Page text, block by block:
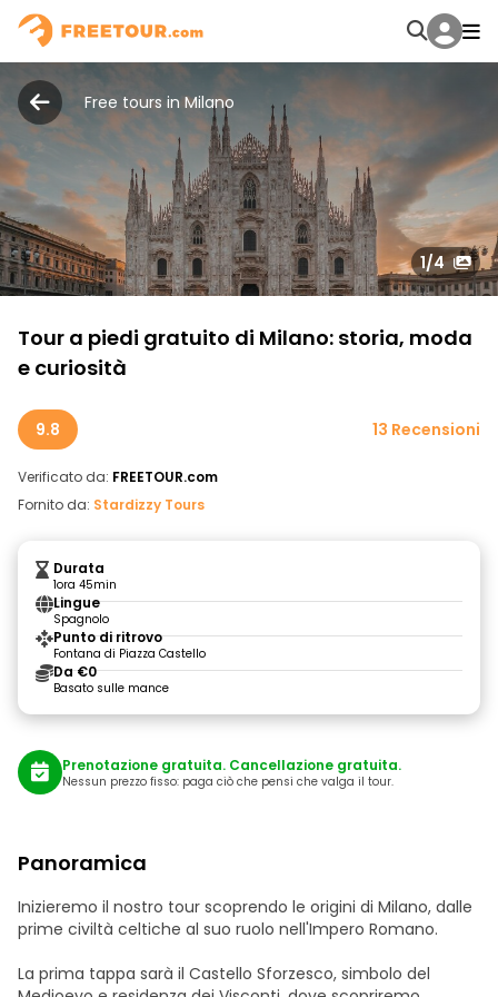
Free tours in Milano
1/4
Tour a piedi gratuito di Milano: storia, moda
e curiosità
9.8 13 Recensioni
Verificato da: FREETOUR.com
Fornito da: Stardizzy Tours
Durata
1ora 45min
Lingue
Spagnolo
Punto di ritrovo
Fontana di Piazza Castello
Da €0
Basato sulle mance
Prenotazione gratuita. Cancellazione gratuita.
Nessun prezzo fisso: paga ciò che pensi che valga il tour.
Panoramica
Inizieremo il nostro tour scoprendo le origini di Milano, dalle
prime civiltà celtiche al suo ruolo nell'Impero Romano.
La prima tappa sarà il Castello Sforzesco, simbolo del